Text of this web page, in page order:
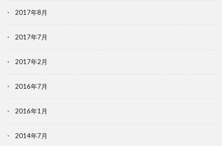
2017年8月
2017年7月
2017年2月
2016年7月
2016年1月
2014年7月